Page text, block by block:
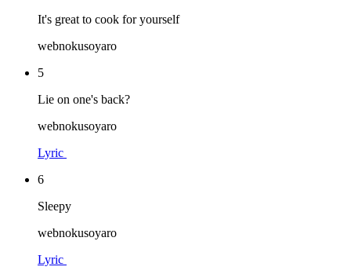
It's great to cook for yourself
webnokusoyaro
5
Lie on one's back?
webnokusoyaro
Lyric
6
Sleepy
webnokusoyaro
Lyric